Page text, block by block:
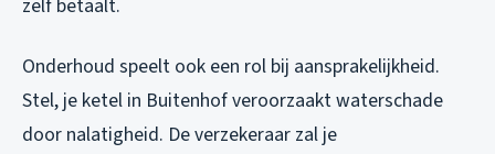
zelf betaalt.
Onderhoud speelt ook een rol bij aansprakelijkheid.
Stel, je ketel in Buitenhof veroorzaakt waterschade
door nalatigheid. De verzekeraar zal je